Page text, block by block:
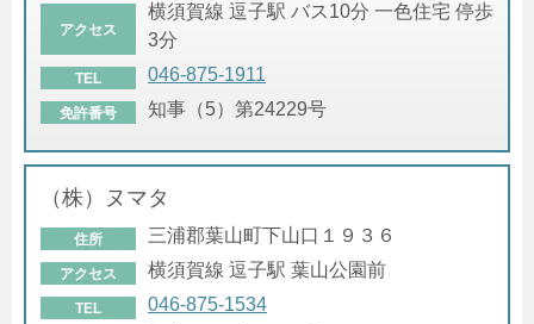
アクセス
横須賀線 逗子駅 バス10分 一色住宅 停歩
3分
TEL 046-875-1911
免許番号 知事（5）第24229号
（株）ヌマタ
住所 三浦郡葉山町下山口１９３６
アクセス 横須賀線 逗子駅 葉山公園前
TEL 046-875-1534